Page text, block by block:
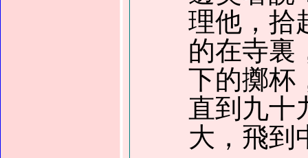
理他，拾
的在寺裏
下的擲杯
直到九十
大，飛到